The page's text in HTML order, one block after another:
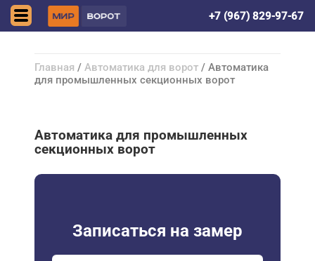
+7 (967) 829-97-67
Главная / Автоматика для ворот / Автоматика
для промышленных секционных ворот
Автоматика для промышленных
секционных ворот
Записаться на замер